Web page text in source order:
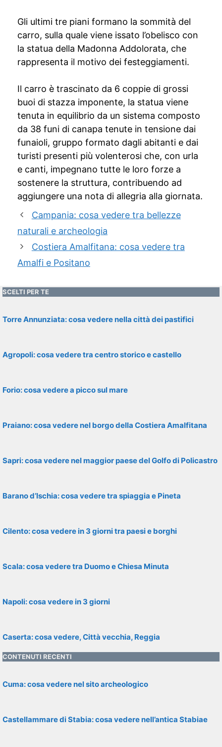
Gli ultimi tre piani formano la sommità del
carro, sulla quale viene issato l’obelisco con
la statua della Madonna Addolorata, che
rappresenta il motivo dei festeggiamenti.
Il carro è trascinato da 6 coppie di grossi
buoi di stazza imponente, la statua viene
tenuta in equilibrio da un sistema composto
da 38 funi di canapa tenute in tensione dai
funaioli, gruppo formato dagli abitanti e dai
turisti presenti più volenterosi che, con urla
e canti, impegnano tutte le loro forze a
sostenere la struttura, contribuendo ad
aggiungere una nota di allegria alla giornata.
Campania: cosa vedere tra bellezze
naturali e archeologia
Costiera Amalfitana: cosa vedere tra
Amalfi e Positano
SCELTI PER TE
Torre Annunziata: cosa vedere nella città dei pastifici
Agropoli: cosa vedere tra centro storico e castello
Forio: cosa vedere a picco sul mare
Praiano: cosa vedere nel borgo della Costiera Amalfitana
Sapri: cosa vedere nel maggior paese del Golfo di Policastro
Barano d’Ischia: cosa vedere tra spiaggia e Pineta
Cilento: cosa vedere in 3 giorni tra paesi e borghi
Scala: cosa vedere tra Duomo e Chiesa Minuta
Napoli: cosa vedere in 3 giorni
Caserta: cosa vedere, Città vecchia, Reggia
CONTENUTI RECENTI
Cuma: cosa vedere nel sito archeologico
Castellammare di Stabia: cosa vedere nell’antica Stabiae